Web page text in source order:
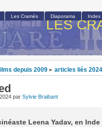
LES
depuis 2009 > articles liés 2024
par Sylvie Braibant
Leena Yadav, en
Les Cramés Diaporama Index